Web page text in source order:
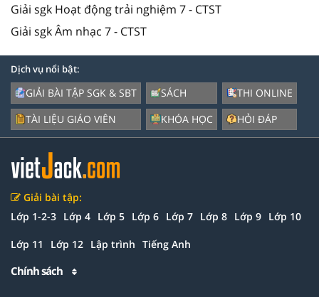
Giải sgk Hoạt động trải nghiệm 7 - CTST
Giải sgk Âm nhạc 7 - CTST
Dịch vụ nổi bật:
GIẢI BÀI TẬP SGK & SBT
TÀI LIỆU GIÁO VIÊN
SÁCH
KHÓA HỌC
THI ONLINE
HỎI ĐÁP
Giải bài tập:
Lớp 1-2-3 Lớp 4 Lớp 5 Lớp 6 Lớp 7 Lớp 8 Lớp 9 Lớp 10
Lớp 11 Lớp 12 Lập trình Tiếng Anh
Chính sách